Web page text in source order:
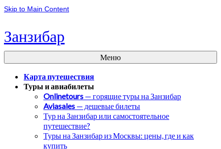
Skip to Main Content
Занзибар
Меню
Карта путешествия
Туры и авиабилеты
Onlinetours — горящие туры на Занзибар
Aviasales — дешевые билеты
Тур на Занзибар или самостоятельное
путешествие?
Туры на Занзибар из Москвы: цены, где и как
купить